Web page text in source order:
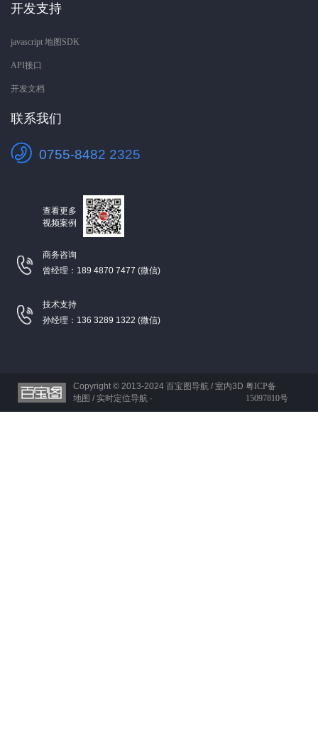
开发支持
javascript 地图SDK
API接口
开发文档
联系我们
0755-8482 2325
查看更多
视频案例
商务咨询
曾经理：189 4870 7477 (微信)
技术支持
孙经理：136 3289 1322 (微信)
Copyright © 2013-2024 百宝图导航 / 室内3D
地图 / 实时定位导航 ·
粤ICP备
15097810号